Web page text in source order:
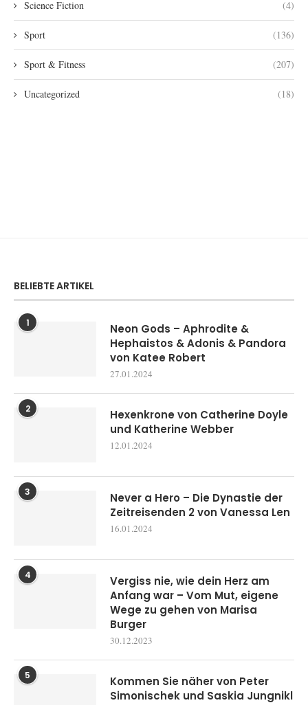
Science Fiction (4)
Sport (136)
Sport & Fitness (207)
Uncategorized (18)
BELIEBTE ARTIKEL
1
Neon Gods – Aphrodite &
Hephaistos & Adonis & Pandora
von Katee Robert
27.01.2024
2
Hexenkrone von Catherine Doyle
und Katherine Webber
12.01.2024
3
Never a Hero – Die Dynastie der
Zeitreisenden 2 von Vanessa Len
16.01.2024
4
Vergiss nie, wie dein Herz am
Anfang war – Vom Mut, eigene
Wege zu gehen von Marisa
Burger
30.12.2023
5
Kommen Sie näher von Peter
Simonischek und Saskia Jungnikl